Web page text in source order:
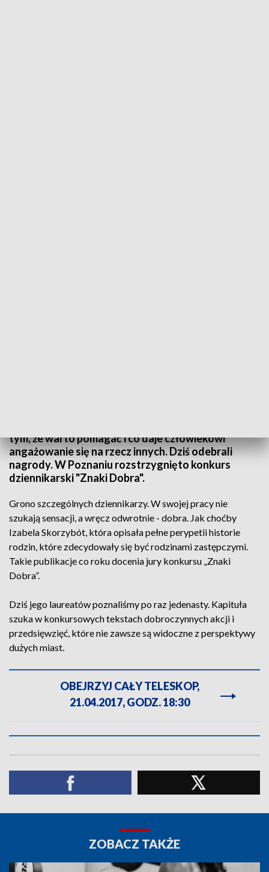
tym, że warto pomagać i co daje człowiekowi
angażowanie się na rzecz innych. Dziś odebrali
nagrody. W Poznaniu rozstrzygnięto konkurs
dziennikarski "Znaki Dobra".
Grono szczególnych dziennikarzy. W swojej pracy nie
szukają sensacji, a wręcz odwrotnie - dobra. Jak choćby
Izabela Skorzybót, która opisała pełne perypetii historie
rodzin, które zdecydowały się być rodzinami zastępczymi.
Takie publikacje co roku docenia jury konkursu „Znaki
Dobra”.
Dziś jego laureatów poznaliśmy po raz jedenasty. Kapituła
szuka w konkursowych tekstach dobroczynnych akcji i
przedsięwzięć, które nie zawsze są widoczne z perspektywy
dużych miast.
OBEJRZYJ CAŁY TELESKOP,
21.04.2017, GODZ. 18:30
ZOBACZ TAKŻE